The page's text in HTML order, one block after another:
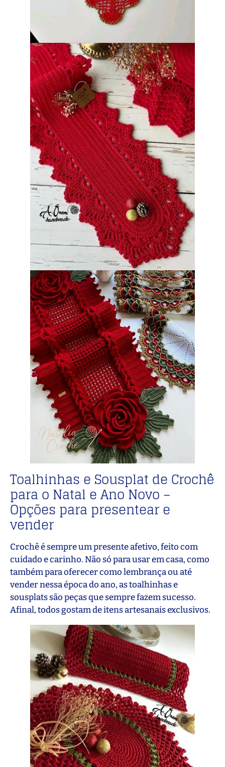
Toalhinhas e Sousplat de Crochê
para o Natal e Ano Novo –
Opções para presentear e
vender
Crochê é sempre um presente afetivo, feito com
cuidado e carinho. Não só para usar em casa, como
também para oferecer como lembrança ou até
vender nessa época do ano, as toalhinhas e
sousplats são peças que sempre fazem sucesso.
Afinal, todos gostam de itens artesanais exclusivos.